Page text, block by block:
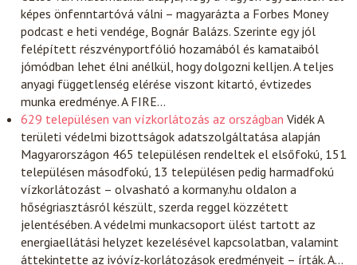
képes önfenntartóvá válni – magyarázta a Forbes Money
podcast e heti vendége, Bognár Balázs. Szerinte egy jól
felépített részvényportfólió hozamából és kamataiból
jómódban lehet élni anélkül, hogy dolgozni kelljen. A teljes
anyagi függetlenség elérése viszont kitartó, évtizedes
munka eredménye. A FIRE…
629 településen van vízkorlátozás az országban VidékA
területi védelmi bizottságok adatszolgáltatása alapján
Magyarországon 465 településen rendeltek el elsőfokú, 151
településen másodfokú, 13 településen pedig harmadfokú
vízkorlátozást – olvasható a kormany.hu oldalon a
hőségriasztásról készült, szerda reggel közzétett
jelentésében. A védelmi munkacsoport ülést tartott az
energiaellátási helyzet kezelésével kapcsolatban, valamint
áttekintette az ivóvíz-korlátozások eredményeit – írták. A…